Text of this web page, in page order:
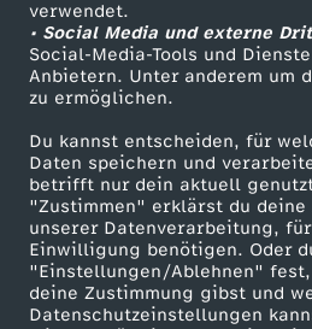
verwendet.
• Social Media und externe
Social-Media-Tools und
Anbietern. Unter anderem um
zu ermöglichen.
Du kannst entscheiden, für
Daten speichern und
betrifft nur dein aktuell
"Zustimmen" erklärst du deine
unserer Datenverarbeitung,
Einwilligung benötigen. Oder
"Einstellungen/Ablehnen"
deine Zustimmung gibst und
Datenschutzeinstellungen
ZDF Unternehmen
Karriere
ZDF goes Schule
Werbefernsehen
Mainzelmännchen